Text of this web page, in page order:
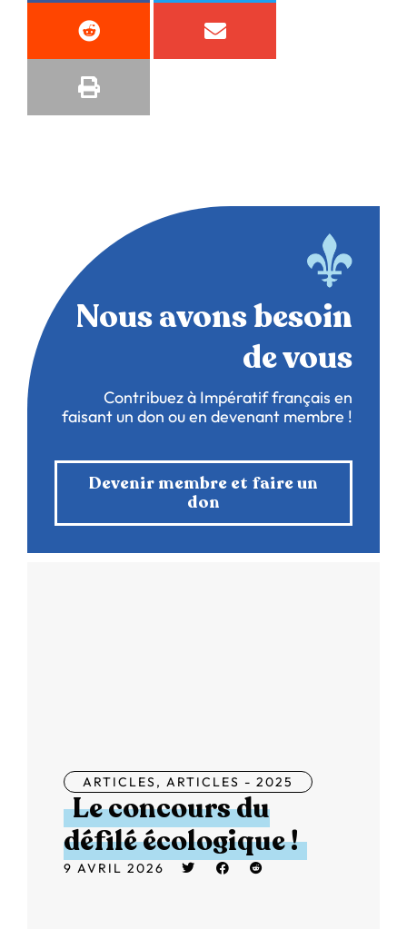
Nous avons besoin
de vous
Contribuez à Impératif français en
faisant un don ou en devenant membre !
Devenir membre et faire un
don
ARTICLES, ARTICLES - 2025
Le concours du
défilé écologique !
9 AVRIL 2026